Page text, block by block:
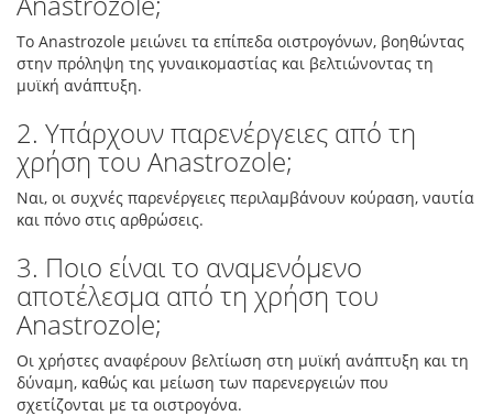
Το Anastrozole μειώνει τα επίπεδα οιστρογόνων, βοηθώντας
στην πρόληψη της γυναικομαστίας και βελτιώνοντας τη
μυϊκή ανάπτυξη.
2. Υπάρχουν παρενέργειες από τη
χρήση του Anastrozole;
Ναι, οι συχνές παρενέργειες περιλαμβάνουν κούραση, ναυτία
και πόνο στις αρθρώσεις.
3. Ποιο είναι το αναμενόμενο
αποτέλεσμα από τη χρήση του
Anastrozole;
Οι χρήστες αναφέρουν βελτίωση στη μυϊκή ανάπτυξη και τη
δύναμη, καθώς και μείωση των παρενεργειών που
σχετίζονται με τα οιστρογόνα.